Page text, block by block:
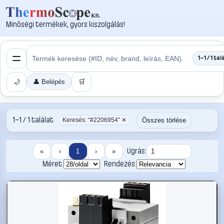
Minőségi termékek, gyors kiszolgálás!
1–1 / 1
🌙 👤 Belépés 🛒
1–1 / 1 találat Keresés: “#2206954” ✕ Összes törlése
« ‹ 1 › »
Ugrás:
Méret:
Rendezés: